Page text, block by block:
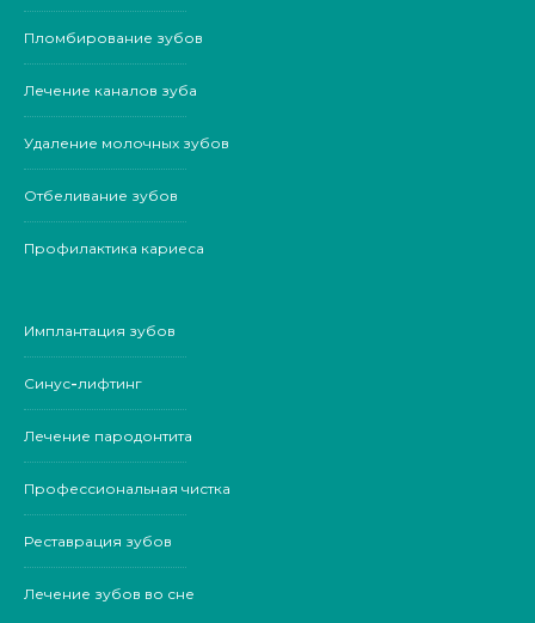
Пломбирование зубов
Лечение каналов зуба
Удаление молочных зубов
Отбеливание зубов
Профилактика кариеса
Имплантация зубов
Синус-лифтинг
Лечение пародонтита
Профессиональная чистка
Реставрация зубов
Лечение зубов во сне